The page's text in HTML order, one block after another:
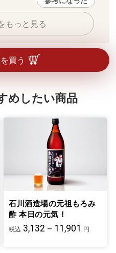
もっと見る
買う
めしたい商品
石川酒造場の元祖もろみ
酢 本日の元気！
税込 3,132－11,901 円